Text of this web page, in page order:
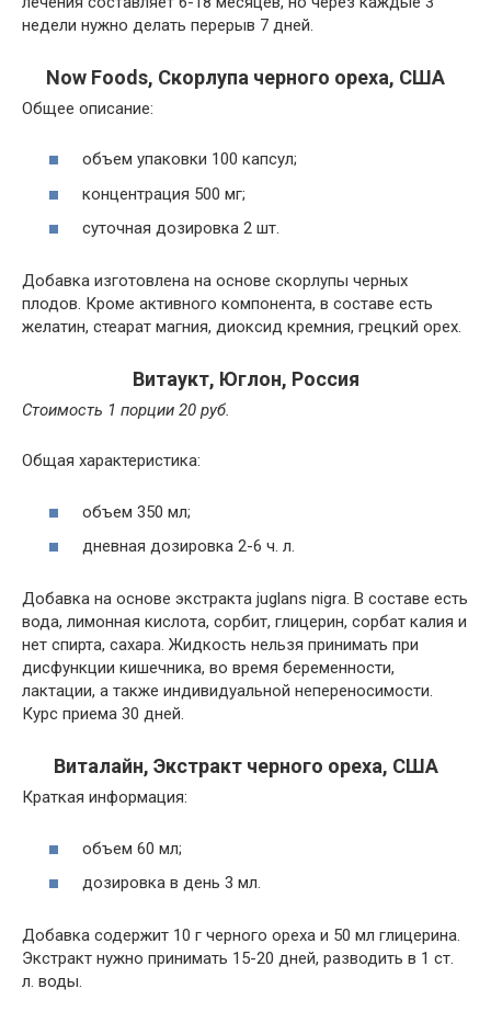
недели нужно делать перерыв 7 дней.
Now Foods, Скорлупа черного ореха, США
Общее описание:
объем упаковки 100 капсул;
концентрация 500 мг;
суточная дозировка 2 шт.
Добавка изготовлена на основе скорлупы черных
плодов. Кроме активного компонента, в составе есть
желатин, стеарат магния, диоксид кремния, грецкий орех.
Витаукт, Юглон, Россия
Стоимость 1 порции 20 руб.
Общая характеристика:
объем 350 мл;
дневная дозировка 2-6 ч. л.
Добавка на основе экстракта juglans nigra. В составе есть
вода, лимонная кислота, сорбит, глицерин, сорбат калия и
нет спирта, сахара. Жидкость нельзя принимать при
дисфункции кишечника, во время беременности,
лактации, а также индивидуальной непереносимости.
Курс приема 30 дней.
Виталайн, Экстракт черного ореха, США
Краткая информация:
объем 60 мл;
дозировка в день 3 мл.
Добавка содержит 10 г черного ореха и 50 мл глицерина.
Экстракт нужно принимать 15-20 дней, разводить в 1 ст.
л. воды.